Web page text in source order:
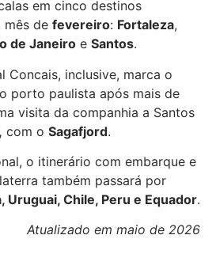
em cinco destinos
mês de fevereiro: Fortaleza,
de Janeiro e Santos.
Concais, inclusive, marca o
porto paulista após mais de
visita da companhia a Santos
com o Sagafjord.
o itinerário com embarque e
também passará por
Uruguai, Chile, Peru e Equador.
Atualizado em maio de 2026